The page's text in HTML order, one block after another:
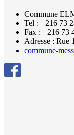
Commune
Tel : +216 73
Fax : +216 73
Adresse : Rue
commune-